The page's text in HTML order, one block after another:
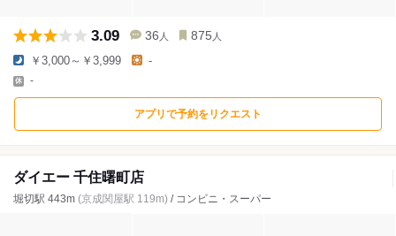
3.09 36 人 875 人
￥3,000～￥3,999 -
-
アプリで予約をリクエスト
ダイエー 千住曙町店
堀切駅 443m (京成関屋駅 119m) / コンビニ・スーパー